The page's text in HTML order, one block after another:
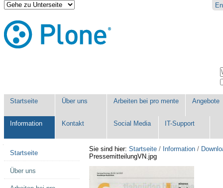
Direkt
zum
Inhalt
|
Direkt
zur
Benutzerspezifische
Werkzeuge
Startseite Über uns Arbeiten bei pro mente Angebote
Information Kontakt Social Media IT-Support
Sie sind hier: Startseite / Information /
PressemitteilungVN.jpg
Startseite
Über uns